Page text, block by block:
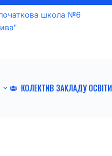
КОЛЕКТИВ ЗАКЛАДУ ОСВІТИ